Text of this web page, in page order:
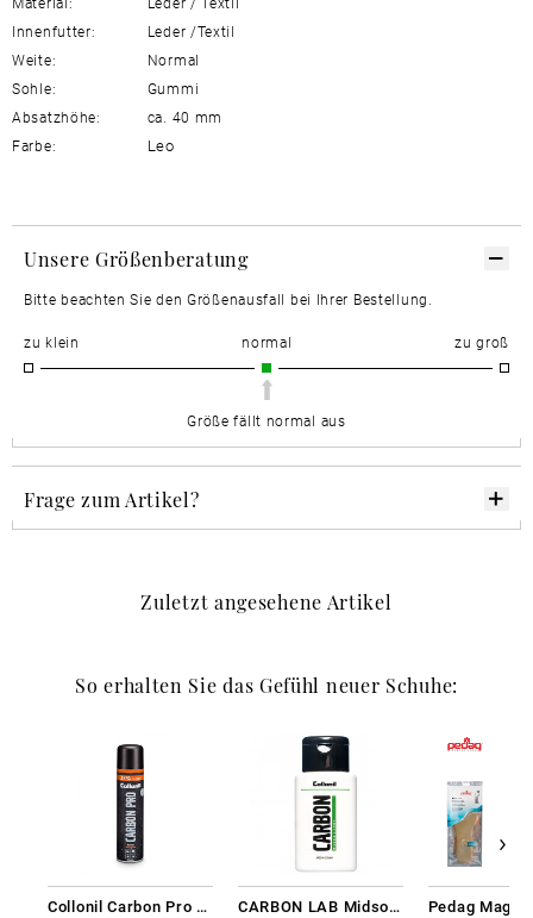
Innenfutter:
Leder /Textil
Weite:
Normal
Sohle:
Gummi
Absatzhöhe:
ca. 40 mm
Farbe:
Leo
Unsere Größenberatung
Bitte beachten Sie den Größenausfall bei Ihrer Bestellung.
zu klein normal zu groß
Größe fällt normal aus
Frage zum Artikel?
Zuletzt angesehene Artikel
So erhalten Sie das Gefühl neuer Schuhe:
Collonil Carbon Pro 400 ml
CARBON LAB Midsole Cleaner